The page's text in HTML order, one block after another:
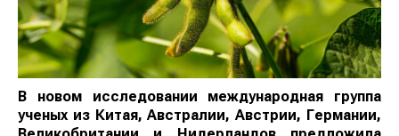
В новом исследовании международная группа
ученых из Китая, Австралии, Австрии, Германии,